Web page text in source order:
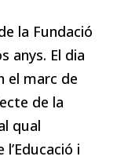
la Fundació
anys. El dia
el marc de
de la
qual
i